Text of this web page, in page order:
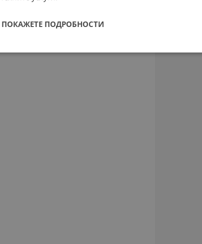
ПОКАЖЕТЕ ПОДРОБНОСТИ